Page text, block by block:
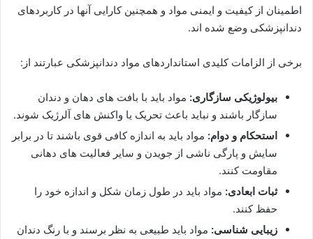
اطمینان از کیفیت و ایمنی مواد و همچنین کارایی آنها در کاربردهای
دندانپزشکی وضع شده اند.
برخی از الزامات کلیدی استانداردهای مواد دندانپزشکی عبارتند از:
بیولوژیکی سازگاری: مواد باید با بافت های دهان و دندان
سازگار باشند و نباید باعث تحریک یا واکنش های آلرژیک شوند.
استحکام و دوام: مواد باید به اندازه کافی قوی باشند تا در برابر
سایش و پارگی ناشی از جویدن و سایر فعالیت های دهانی
مقاومت کنند.
ثبات ابعادی: مواد باید در طول زمان شکل و اندازه خود را
حفظ کنند.
زیبایی شناسی: مواد باید طبیعی به نظر برسند و با رنگ دندان